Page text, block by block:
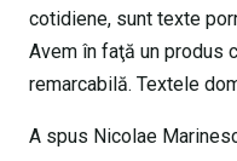
cotidiene, sunt texte
Avem în faţă un produs
remarcabilă. Textele
A spus Nicolae